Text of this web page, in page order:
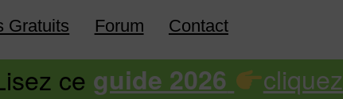
Gratuits Forum Contact
ce guide 2026 cliquez